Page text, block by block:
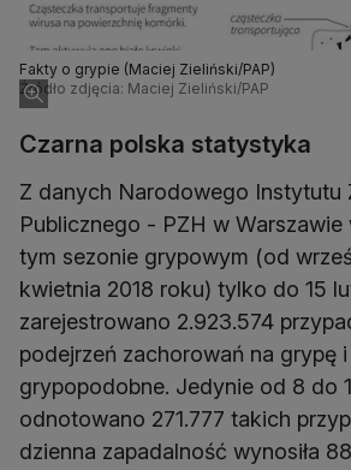
Fakty o grypie (Maciej Zieliński/PAP)
Źródło zdjęcia: Maciej Zieliński/PAP
Czarna polska statystyka
Z danych Narodowego Instytutu
Publicznego - PZH w
tym sezonie grypowym (od
kwietnia 2018 roku) tylko do 15
zarejestrowano 2.923.574
podejrzeń zachorowań na grypę
grypopodobne. Jedynie od 8 do
odnotowano 271.777 takich
dzienna zapadalność wynosiła